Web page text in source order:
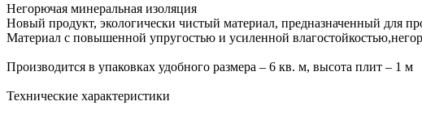
Негорючая минеральная изоляция
Новый продукт, экологически чистый материал, предназначенный для
Материал с повышенной упругостью и усиленной
Производится в упаковках удобного размера – 6 кв. м, высота плит – 1 м
Технические характеристики